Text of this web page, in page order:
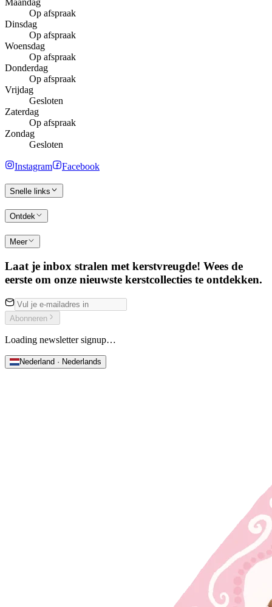
Op afspraak
Dinsdag
Op afspraak
Woensdag
Op afspraak
Donderdag
Op afspraak
Vrijdag
Gesloten
Zaterdag
Op afspraak
Zondag
Gesloten
Instagram Facebook
Snelle links
Ontdek
Meer
Laat je inbox stralen met kerstvreugde! Wees de
eerste om onze nieuwste kerstcollecties te ontdekken.
Abonneren
Loading newsletter signup…
Nederland · Nederlands